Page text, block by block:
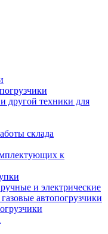
другой техники для
склада
к
и электрические
автопогрузчики